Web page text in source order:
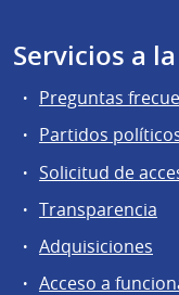
Servicios a
Preguntas
Partidos
Solicitud de
Transparencia
Adquisiciones
Acceso a